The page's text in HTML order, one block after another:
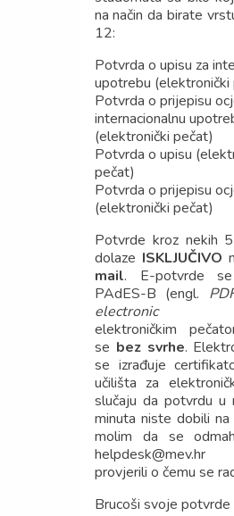
na način da birate
12:
Potvrda o upisu za
upotrebu (elektronički
Potvrda o prijepisu
internacionalnu
(elektronički pečat)
Potvrda o upisu
pečat)
Potvrda o prijepisu
(elektronički pečat)
Potvrde kroz nekih
dolaze ISKLJUČIVO
mail. E-potvrde se
PAdES-B (engl.
electronic
elektroničkim
se bez svrhe.
se izrađuje
učilišta za
slučaju da potvrdu
minuta niste dobili
molim da se
provjerili o čemu se
Brucoši svoje potvrde